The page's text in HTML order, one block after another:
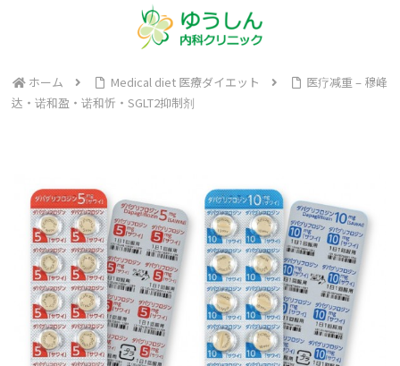
ホーム Medical diet 医療ダイエット
医疗减重 – 穆峰
达・诺和盈・诺和忻・SGLT2抑制剂